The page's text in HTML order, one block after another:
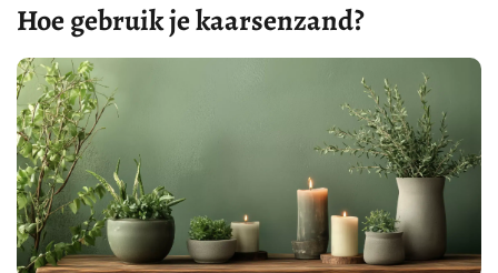
Hoe gebruik je kaarsenzand?